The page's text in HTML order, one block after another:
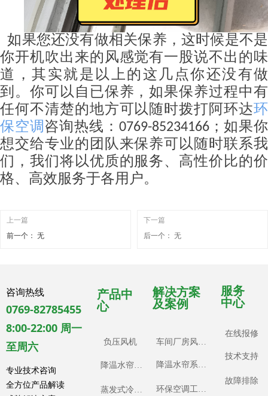
如果您还没有做相关保养，这时候是不是
你开机吹出来的风感觉有一股说不出的味
道，其实就是以上的这几点你还没有做
到。你可以自已保养，如果保养过程中有
任何不清楚的地方可以随时拨打阿环达环
保空调 咨询热线： 0769-85234166；如果你
想交给专业的团队来保养可以随时联系我
们，我们将以优质的服务、高性价比的价
格、高效服务于各用户。
上一篇
前一个： 无
下一篇
后一个： 无
咨询热线
0769-82785455
8:00-22:00 周一
至周六
专业技术咨询
全方位产品解读
产品中
心
负压风机
降温水帘系统
蒸发式冷风机
解决方案
及案例
车间厂房风机工程案例
降温水帘系统工程案例
环保空调工程案例
服务
中心
在线报修
技术支持
故障排除